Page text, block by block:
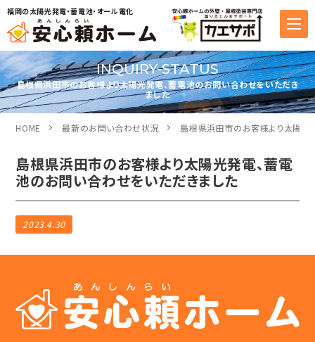
福岡の太陽光発電・蓄電池・オール電化
INQUIRY-STATUS
島根県浜田市のお客様より太陽光発電、蓄電池のお問い合わせをいただき
ました
HOME 最新のお問い合わせ状況 島根県浜田市のお客様より太陽光
島根県浜田市のお客様より太陽光発電、蓄電
池のお問い合わせをいただきました
2023.4.30